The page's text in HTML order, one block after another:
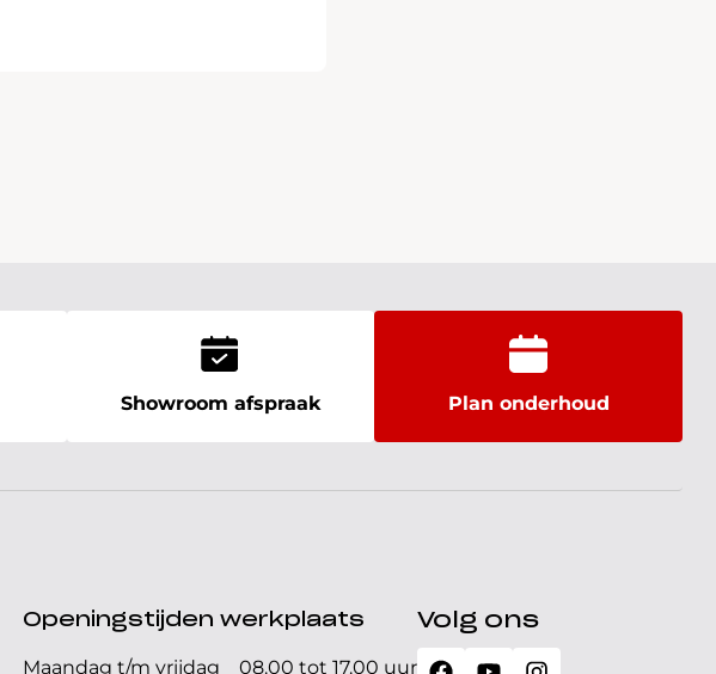
Showroom afspraak Plan onderhoud
Openingstijden werkplaats
Maandag t/m vrijdag 08.00 tot 17.00 uur
Volg ons